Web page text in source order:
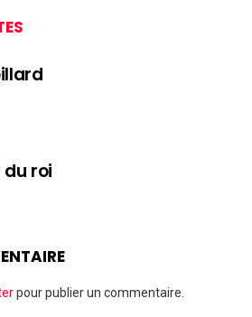
du roi
pour publier un commentaire.